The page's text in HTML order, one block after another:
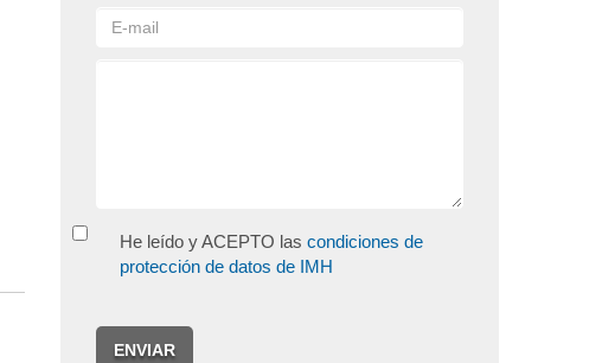
He leído y ACEPTO las condiciones de
protección de datos de IMH
ENVIAR